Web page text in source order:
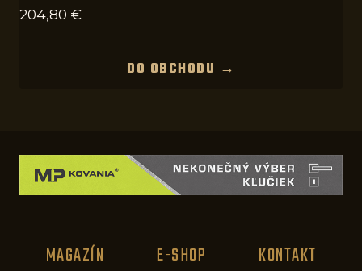
204,80 €
DO OBCHODU →
MAGAZÍN E-SHOP KONTAKT